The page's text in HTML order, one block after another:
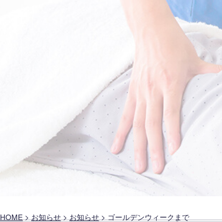
HOME > お知らせ > お知らせ > ゴールデンウィークまで